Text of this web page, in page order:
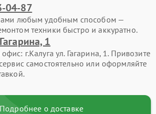
04-87
любым удобным способом —
техники быстро и аккуратно.
1
г.Калуга ул. Гагарина, 1. Привозите
самостоятельно или оформляйте
Подробнее о доставке